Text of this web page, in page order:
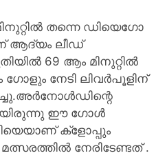
തന്നെ ഡിയെഗോ
ആദ്യം ലീഡ്
69 ആം മിനുറ്റിൽ
ഗോളും നേടി ലിവർപൂളിന്
ആയിരുന്നു ഈ ഗോൾ
ക്ളോപ്പും
നേരിടേണ്ടത് .